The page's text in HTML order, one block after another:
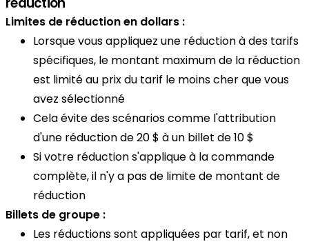
Limites de réduction en dollars :
Lorsque vous appliquez une réduction à des tarifs
spécifiques, le montant maximum de la réduction
est limité au prix du tarif le moins cher que vous
avez sélectionné
Cela évite des scénarios comme l'attribution
d'une réduction de 20 $ à un billet de 10 $
Si votre réduction s'applique à la commande
complète, il n'y a pas de limite de montant de
réduction
Billets de groupe :
Les réductions sont appliquées par tarif, et non